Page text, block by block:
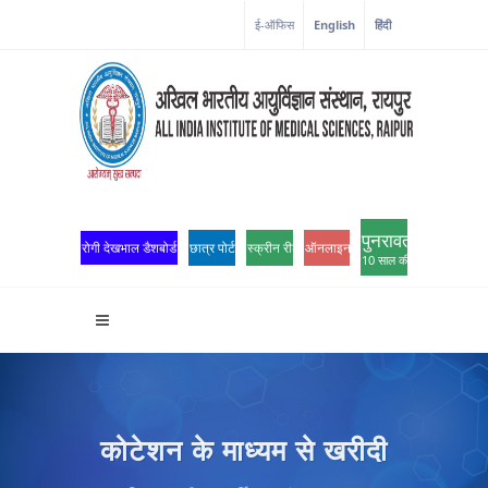
ई-ऑफिस English हिंदी
रोगी देखभाल डैशबोर्ड छात्र पोर्टल स्क्रीन रीडर एक्सेसऑनलाइन ओपीडी पंजीकरण
पुनरावर्तन
10 साल की उत्कृष्टता
कोटेशन के माध्यम से खरीदी